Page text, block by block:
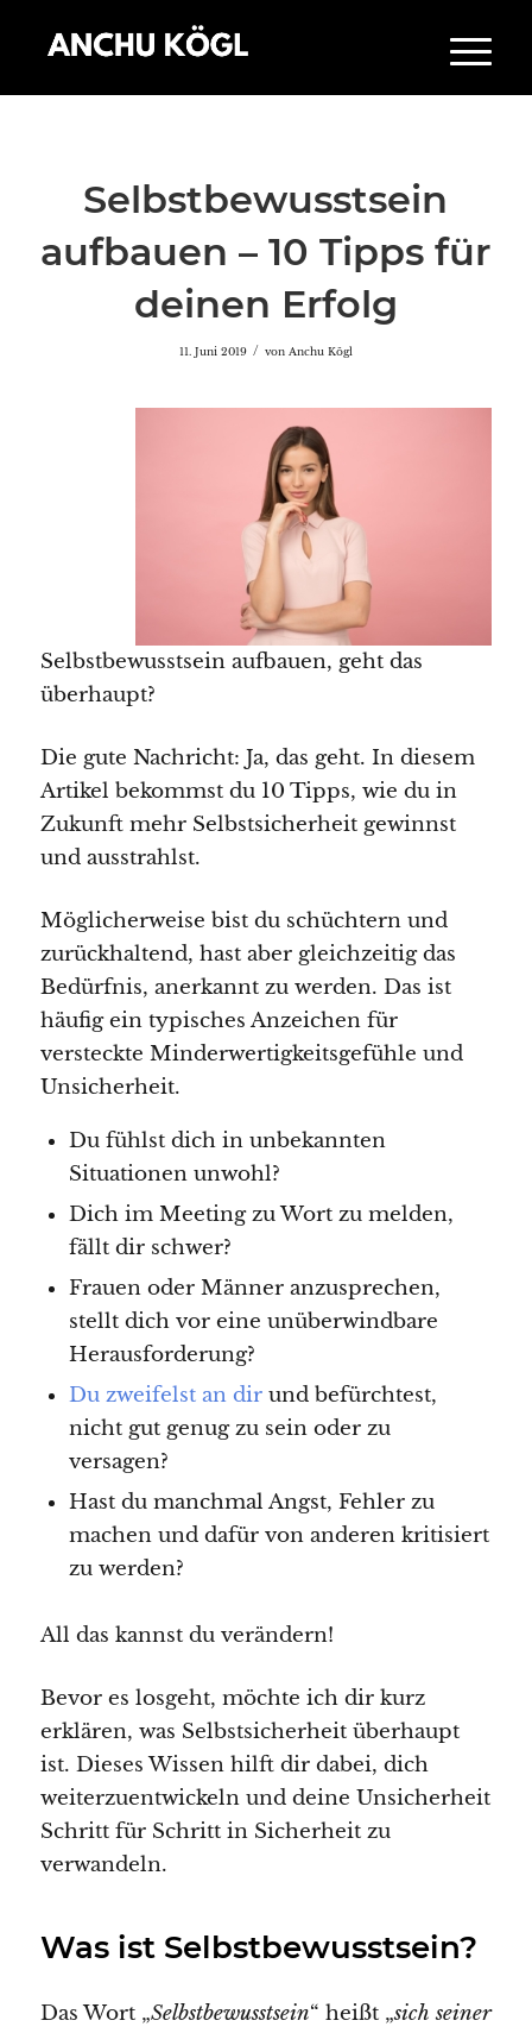
Selbstbewusstsein
aufbauen – 10 Tipps für
deinen Erfolg
11. Juni 2019 / von Anchu Kögl
Selbstbewusstsein aufbauen, geht das
überhaupt?
Die gute Nachricht: Ja, das geht. In diesem
Artikel bekommst du 10 Tipps, wie du in
Zukunft mehr Selbstsicherheit gewinnst
und ausstrahlst.
Möglicherweise bist du schüchtern und
zurückhaltend, hast aber gleichzeitig das
Bedürfnis, anerkannt zu werden. Das ist
häufig ein typisches Anzeichen für
versteckte Minderwertigkeitsgefühle und
Unsicherheit.
Du fühlst dich in unbekannten
Situationen unwohl?
Dich im Meeting zu Wort zu melden,
fällt dir schwer?
Frauen oder Männer anzusprechen,
stellt dich vor eine unüberwindbare
Herausforderung?
Du zweifelst an dir und befürchtest,
nicht gut genug zu sein oder zu
versagen?
Hast du manchmal Angst, Fehler zu
machen und dafür von anderen kritisiert
zu werden?
All das kannst du verändern!
Bevor es losgeht, möchte ich dir kurz
erklären, was Selbstsicherheit überhaupt
ist. Dieses Wissen hilft dir dabei, dich
weiterzuentwickeln und deine Unsicherheit
Schritt für Schritt in Sicherheit zu
verwandeln.
Was ist Selbstbewusstsein?
Das Wort „Selbstbewusstsein“ heißt „sich seiner